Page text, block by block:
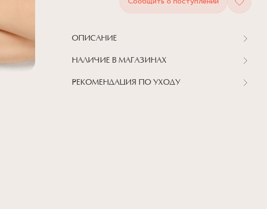
ОПИСАНИЕ
НАЛИЧИЕ В МАГАЗИНАХ
РЕКОМЕНДАЦИЯ ПО УХОДУ